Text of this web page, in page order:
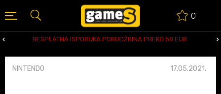
0
ISPORUKA PORUDŽBINA PREKO 50 EUR
NINTENDO 17.05.2021.